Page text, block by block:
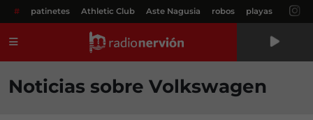
# patinetes Athletic Club Aste Nagusia robos playas
Noticias sobre Volkswagen